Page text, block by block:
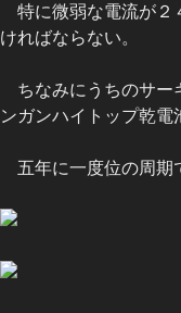
特に微弱な電流が２
ければならない。
ちなみにうちのサー
ンガンハイトップ乾電
五年に一度位の周期